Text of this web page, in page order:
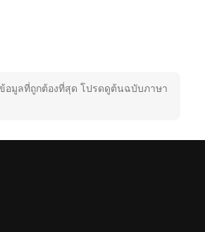
อมูลที่ถูกต้องที่สุด โปรดดูต้นฉบับภาษา